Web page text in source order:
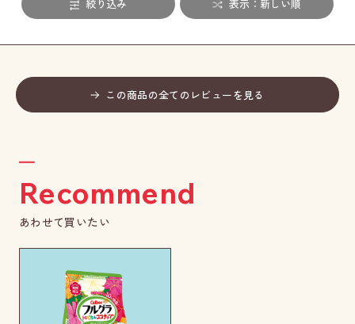
絞り込み 表示：新しい順
この商品の全てのレビューを見る
Recommend
あわせて買いたい